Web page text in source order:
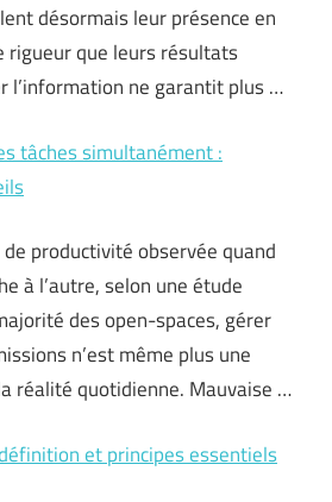
désormais leur présence en
rigueur que leurs résultats
l’information ne garantit plus …
tâches simultanément :
productivité observée quand
à l’autre, selon une étude
des open-spaces, gérer
n’est même plus une
réalité quotidienne. Mauvaise …
et principes essentiels